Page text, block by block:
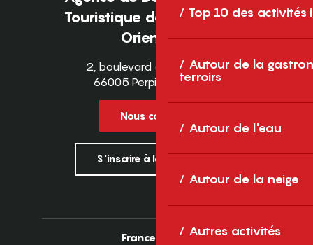
Top 10 des activités
Autour de la
terroirs
Autour de l'eau
Autour de la neige
Autres activités
Touristique des Pyrénées-
Orientales
2, boulevard des Pyrénées
66005 Perpignan Cedex
Nous contacter
S'inscrire à la newsletter
France Europe